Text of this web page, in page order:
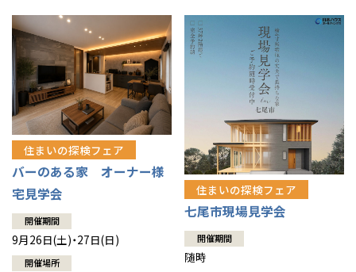
住まいの探検フェア
バーのある家 オーナー様
宅見学会
開催期間
9月26日(土)・27日(日)
開催場所
住まいの探検フェア
七尾市現場見学会
開催期間
随時